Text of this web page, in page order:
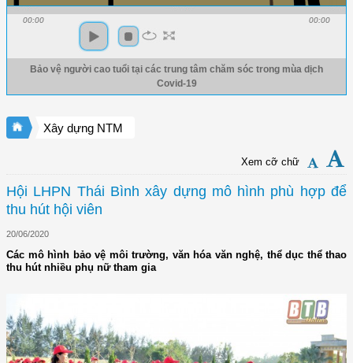
00:00 00:00
Bảo vệ người cao tuổi tại các trung tâm chăm sóc trong mùa dịch
Covid-19
Xây dựng NTM
Xem cỡ chữ
Hội LHPN Thái Bình xây dựng mô hình phù hợp để
thu hút hội viên
20/06/2020
Các mô hình bảo vệ môi trường, văn hóa văn nghệ, thể dục thể thao
thu hút nhiều phụ nữ tham gia